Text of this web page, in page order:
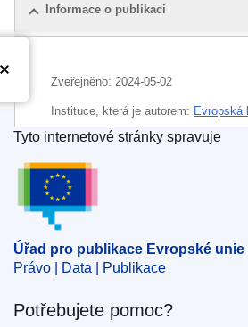
Informace o publikaci
Zveřejněno: 2024-05-02
Instituce, která je autorem: Evropská
ředitelství pro migraci a vnitřní věci
IMMC : C(2024)2677
Úřad pro publikace Evropské
Tyto internetové stránky spravuje
Úřad pro publikace Evropské unie
Právo | Data | Publikace
Potřebujete pomoc?